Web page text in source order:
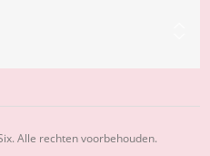
Alle rechten voorbehouden.